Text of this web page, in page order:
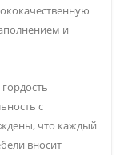
и
с
что каждый
вносит